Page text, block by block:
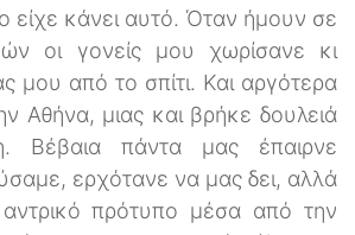
είχε κάνει αυτό. Όταν ήμουν σε
οι γονείς μου χωρίσανε κι
μου από το σπίτι. Και αργότερα
Αθήνα, μιας και βρήκε δουλειά
Βέβαια πάντα μας έπαιρνε
ερχότανε να μας δει, αλλά
πρότυπο μέσα από την